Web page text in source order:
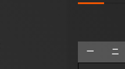
一 二